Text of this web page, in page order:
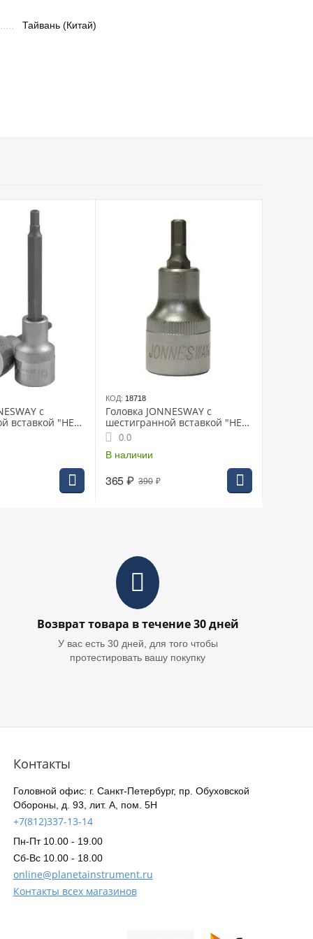
Тайвань (Китай)
с
вставкой "HEX"
(S09H4304)
КОД: 18718
Головка JONNESWAY с
шестигранной вставкой "HEX"
1/2" 4мм L-55мм (S09H404)
0.0
В наличии
390 ₽
365₽
Возврат товара в течение 30 дней
У вас есть 30 дней, для того чтобы
протестировать вашу покупку
Контакты
Головной офис: г. Санкт-Петербург, пр. Обуховской
Обороны, д. 93, лит. А, пом. 5Н
+7(812)337-13-14
Пн-Пт 10.00 - 19.00
Сб-Вс 10.00 - 18.00
online@planetainstrument.ru
Контакты всех магазинов